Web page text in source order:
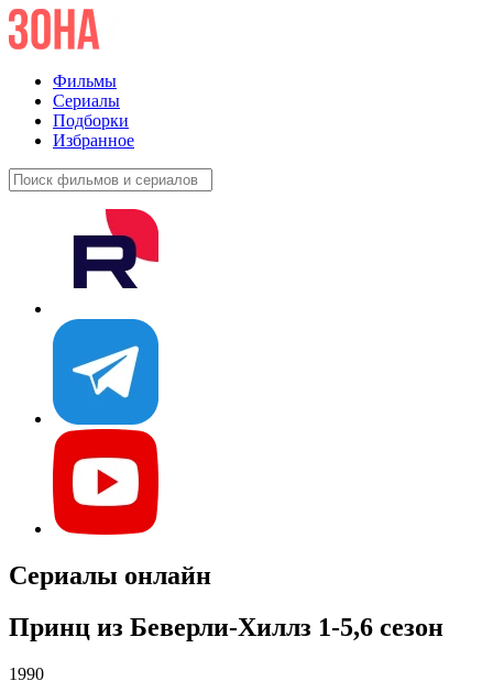
Фильмы
Сериалы
Подборки
Избранное
Сериалы онлайн
Принц из Беверли-Хиллз 1-5,6 сезон
1990